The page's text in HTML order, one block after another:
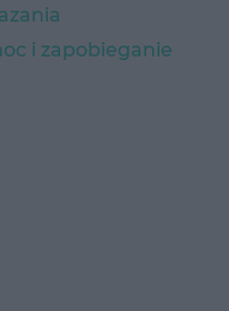
i zapobieganie